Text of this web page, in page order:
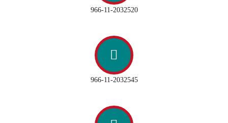
966-11-2032520
966-11-2032545